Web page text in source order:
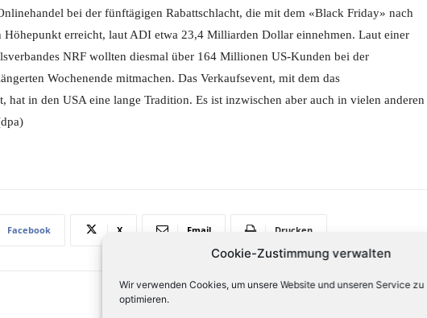
Cookie-Zustimmung verwalten
Wir verwenden Cookies, um unsere Website und unseren Service zu
optimieren.
bei der fünftägigen Rabattschlacht, die mit dem «Black Friday» nach
Höhepunkt erreicht, laut ADI etwa 23,4 Milliarden Dollar einnehmen. Laut einer
NRF wollten diesmal über 164 Millionen US-Kunden bei der
Wochenende mitmachen. Das Verkaufsevent, mit dem das
hat in den USA eine lange Tradition. Es ist inzwischen aber auch in vielen anderen
Facebook X Email Drucken